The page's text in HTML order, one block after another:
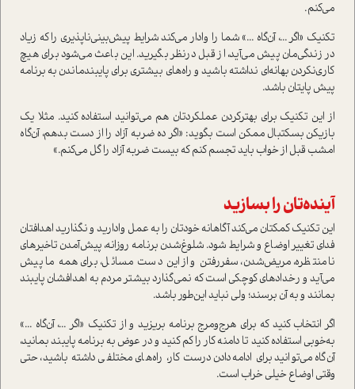
می‌کنم.
تکنیک «اگر ...، آن‌گاه ...» شما را وادار می‌کند شرایط پیش‌بینی‌ناپذیری را که زیاد
در زندگی‌مان پیش می‌آید، از قبل در‌نظر بگیرید. این باعث می‌شود برای هیچ
کاری‌نکردن بهانه‌ای نداشته باشید و راه‌های بیشتری برای پایبند‌ماندن به برنامه
پیش پایتان باشد.
از این تکنیک برای بهتر‌کردن عملکردتان هم می‌توانید ا‌ستفاده کنید. مثلا یک
بازیکن بسکتبال ممکن ا‌ست بگوید: «اگر ده ضربه آزاد را از دست بدهم، آن‌گاه
امشب قبل از خواب باید تجسم کنم که بیست ضربه آزاد را گل می‌کنم.»
آینده‌تان را بسازید
این تکنیک کمکتان می‌کند آگاهانه خودتان را به عمل وادارید و نگذارید اهدافتان
فدای تغییر اوضاع و شرایط شود. شلوغ‌شدن برنامه روزانه، پیش‌آمدن تاخیرهای
نامنتظره، مریض‌شدن، سفر‌رفتن و از این دست مسائل، برای همه ما پیش
می‌آید و رخدادهای کوچکی ا‌ست که نمی‌گذارد بیشتر مردم به اهدافشان پایبند
بمانند و به آن برسند؛ ولی نباید این‌طور باشد.
اگر انتخاب کنید که برای هرج‌و‌مرج برنامه بریزید و از تکنیک «اگر ...، آن‌گاه ...»
به‌خوبی ا‌ستفاده کنید تا دامنه کار را کم کنید و در عوض به برنامه پایبند بمانید،
آن‌گاه می‌توانید برای ادامه‌دادن درست کار، راه‌های مختلفی داشته باشید، حتی
وقتی اوضاع خیلی خراب ا‌ست.